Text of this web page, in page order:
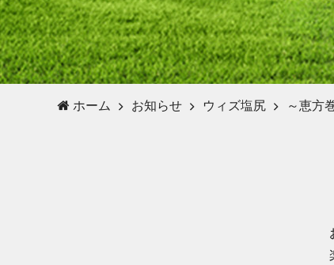
ホーム お知らせ ウィズ塩尻 ～恵方